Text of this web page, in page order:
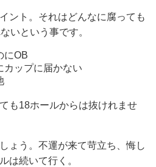
ント。それはどんなに腐っても
いという事です。
にOB
カップに届かない
も18ホールからは抜けれませ
ょう。不運が来て苛立ち、悔し
は続いて行く。